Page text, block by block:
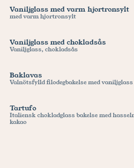
Vaniljglass med varm hjortronsylt
med varm hjortronsylt
Vaniljglass med chokladsås
Vaniljglass, chokladsås
Baklavas
Valnötsfylld filodegbakelse med vaniljglass
Tartufo
Italiensk chokladglass bakelse med
kakao